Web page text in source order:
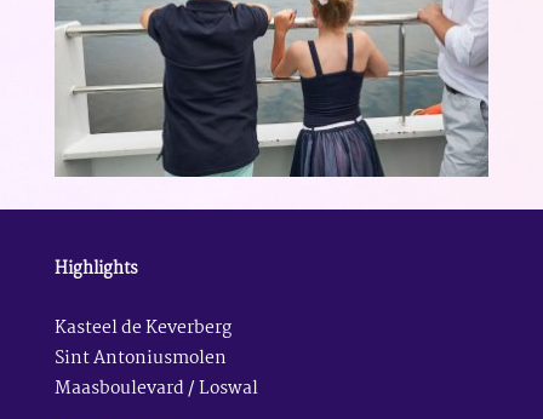
Highlights
Kasteel de Keverberg
Sint Antoniusmolen
Maasboulevard / Loswal